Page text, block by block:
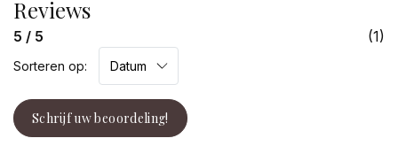
Reviews
5 / 5 (1)
Sorteren op:
Schrijf uw beoordeling!